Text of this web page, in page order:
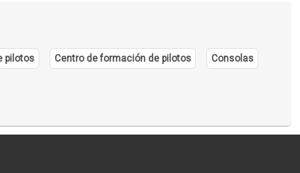
pilotos Centro de formación de pilotos Consolas